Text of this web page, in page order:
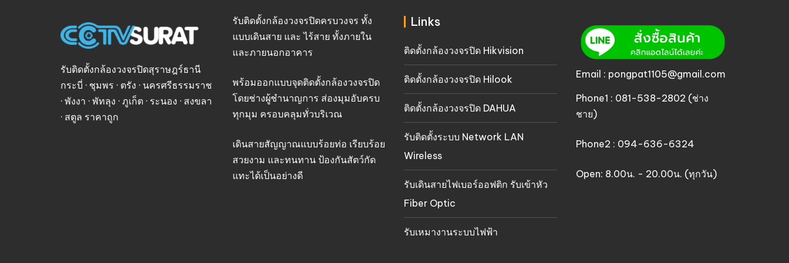
รับติดตั้งกล้องวงจรปิดสุราษฎร์ธานี
กระบี่ · ชุมพร · ตรัง · นครศรีธรรมราช
· พังงา · พัทลุง · ภูเก็ต · ระนอง · สงขลา
· สตูล ราคาถูก
รับติดตั้งกล้องวงจรปิดครบวงจร ทั้ง
แบบเดินสาย และ ไร้สาย ทั้งภายใน
และภายนอกอาคาร
พร้อมออกแบบจุดติดตั้งกล้องวงจรปิด
โดยช่างผู้ชำนาญการ ส่องมุมอับครบ
ทุกมุม ครอบคลุมทั่วบริเวณ
เดินสายสัญญาณแบบร้อยท่อ เรียบร้อย
สวยงาม และทนทาน ป้องกันสัตว์กัด
แทะได้เป็นอย่างดี
Links
ติดตั้งกล้องวงจรปิด Hikvision
ติดตั้งกล้องวงจรปิด Hilook
ติดตั้งกล้องวงจรปิด DAHUA
รับติดตั้งระบบ Network LAN
Wireless
รับเดินสายไฟเบอร์ออฟติก รับเข้าหัว
Fiber Optic
รับเหมางานระบบไฟฟ้า
Email : pongpat1105@gmail.com
Phone1 : 081-538-2802 (ช่าง
ชาย)
Phone2 : 094-636-6324
Open: 8.00น. - 20.00น. (ทุกวัน)